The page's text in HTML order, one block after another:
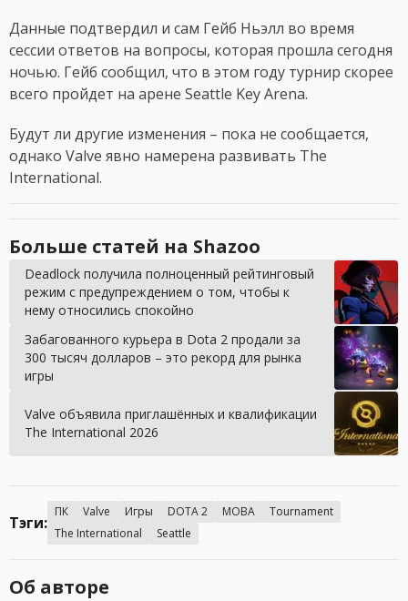
Данные подтвердил и сам Гейб Ньэлл во время
сессии ответов на вопросы, которая прошла сегодня
ночью. Гейб сообщил, что в этом году турнир скорее
всего пройдет на арене Seattle Key Arena.
Будут ли другие изменения – пока не сообщается,
однако Valve явно намерена развивать The
International.
Больше статей на Shazoo
Deadlock получила полноценный рейтинговый
режим с предупреждением о том, чтобы к
нему относились спокойно
Забагованного курьера в Dota 2 продали за
300 тысяч долларов – это рекорд для рынка
игры
Valve объявила приглашённых и квалификации
The International 2026
Тэги:
ПК Valve Игры DOTA 2 MOBA
Tournament
The International
Seattle
Об авторе